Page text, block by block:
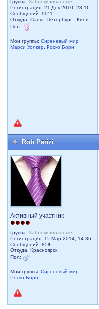
Группа:Заблокированные
Регистрация: 21 Дек 2010, 23:16
Сообщений: 9011
Откуда: Санкт- Петербург - Киев
Пол:
Мои группы:Сиреневый мир
Марси Уолкер
,Роско Борн
Rob Parizi
Активный участник
Группа:Заблокированные
Регистрация: 12 Мар 2014, 14:36
Сообщений: 859
Откуда: Красноярск
Пол:
Мои группы:Сиреневый мир
Роско Борн